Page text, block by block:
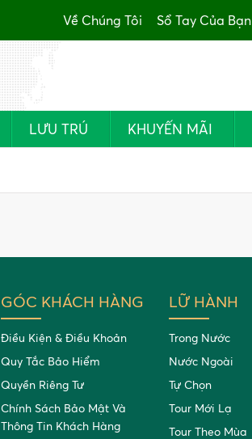
Về Chúng Tôi Sổ Tay Của Bạn
LƯU TRÚ KHUYẾN MÃI
GÓC KHÁCH HÀNG
Điều Kiện & Điều Khoản
Quy Tắc Bảo Hiểm
Quyền Riêng Tư
Chính Sách Bảo Mật Và
Thông Tin Khách Hàng
LỮ HÀNH
Trong Nước
Nước Ngoài
Tự Chọn
Tour Mới Lạ
Tour Theo Mùa